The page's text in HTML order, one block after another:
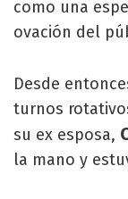
como una
ovación del
Desde
turnos
su ex esposa,
la mano y